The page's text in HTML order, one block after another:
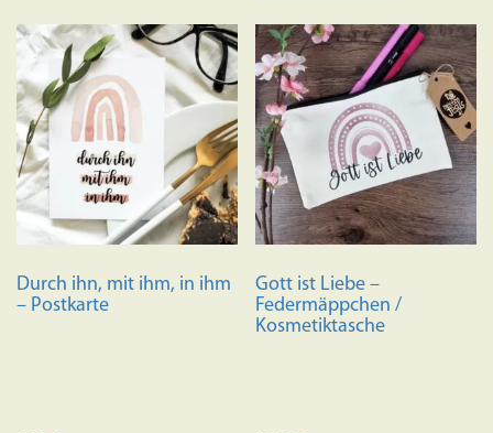
Durch ihn, mit ihm, in ihm
– Postkarte
Gott ist Liebe –
Federmäppchen /
Kosmetiktasche